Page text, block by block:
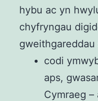
hybu ac yn
chyfryngau
gweithgareddau
codi
aps,
Cymraeg